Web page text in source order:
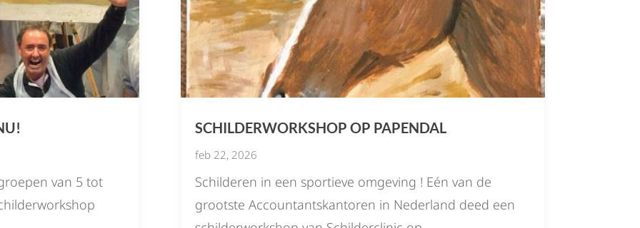
van 5 tot
SCHILDERWORKSHOP OP PAPENDAL
feb 22, 2026
Schilderen in een sportieve omgeving ! Eén van de
grootste Accountantskantoren in Nederland deed een